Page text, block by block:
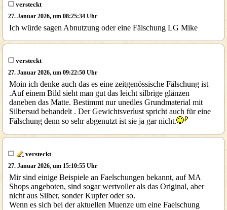
versteckt
27. Januar 2026, um 08:25:34 Uhr
Ich würde sagen Abnutzung oder eine Fälschung LG Mike
versteckt
27. Januar 2026, um 09:22:50 Uhr
Moin ich denke auch das es eine zeitgenössische Fälschung ist
.Auf einem Bild sieht man gut das leicht silbrige glänzen
daneben das Matte. Bestimmt nur unedles Grundmaterial mit
Silbersud behandelt . Der Gewichtsverlust spricht auch für eine
Fälschung denn so sehr abgenutzt ist sie ja gar nicht.
versteckt
27. Januar 2026, um 15:10:55 Uhr
Mir sind einige Beispiele an Faelschungen bekannt, auf MA
Shops angeboten, sind sogar wertvoller als das Original, aber
nicht aus Silber, sonder Kupfer oder so.
Wenn es sich bei der aktuellen Muenze um eine Faelschung